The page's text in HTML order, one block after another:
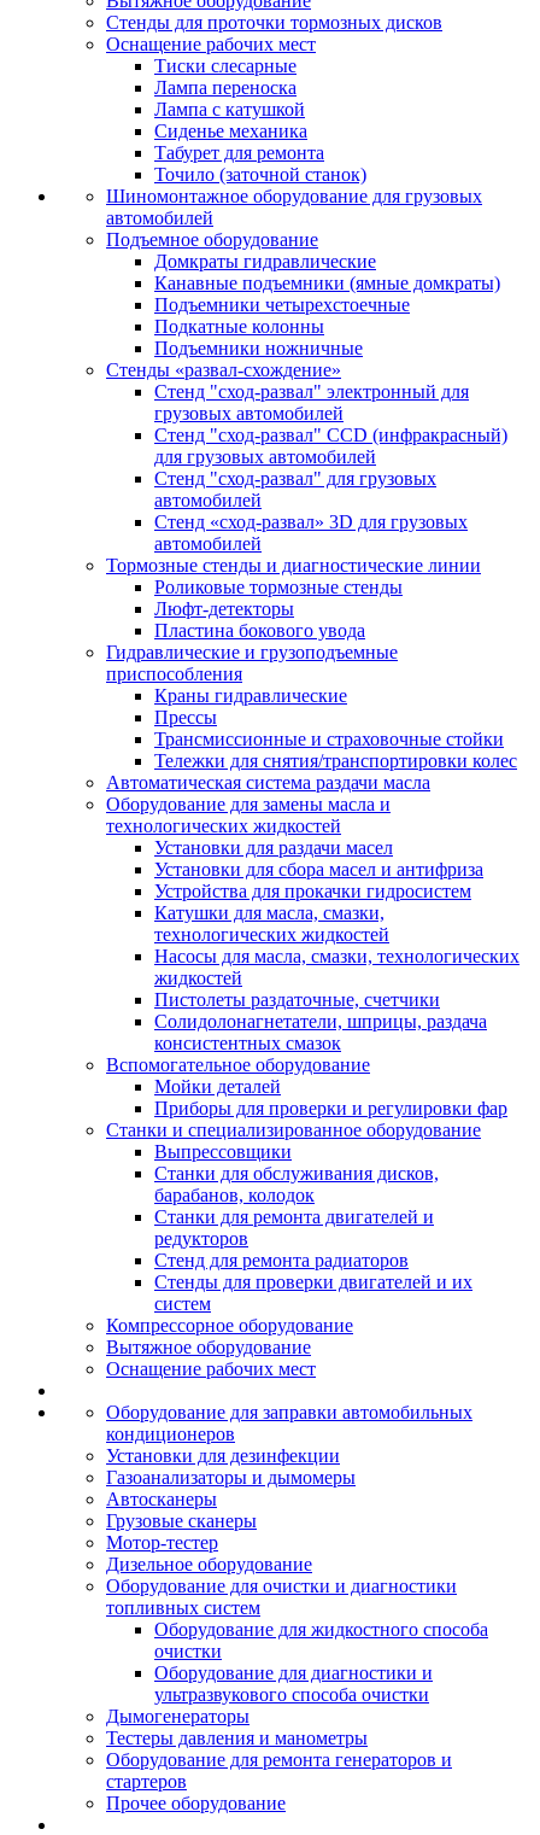
Стенды для проточки тормозных дисков
Оснащение рабочих мест
Тиски слесарные
Лампа переноска
Лампа с катушкой
Сиденье механика
Табурет для ремонта
Точило (заточной станок)
Шиномонтажное оборудование для грузовых
автомобилей
Подъемное оборудование
Домкраты гидравлические
Канавные подъемники (ямные домкраты)
Подъемники четырехстоечные
Подкатные колонны
Подъемники ножничные
Стенды «развал-схождение»
Стенд "сход-развал" электронный для
грузовых автомобилей
Стенд "сход-развал" CCD (инфракрасный)
для грузовых автомобилей
Стенд "сход-развал" для грузовых
автомобилей
Стенд «сход-развал» 3D для грузовых
автомобилей
Тормозные стенды и диагностические линии
Роликовые тормозные стенды
Люфт-детекторы
Пластина бокового увода
Гидравлические и грузоподъемные
приспособления
Краны гидравлические
Прессы
Трансмиссионные и страховочные стойки
Тележки для снятия/транспортировки колес
Автоматическая система раздачи масла
Оборудование для замены масла и
технологических жидкостей
Установки для раздачи масел
Установки для сбора масел и антифриза
Устройства для прокачки гидросистем
Катушки для масла, смазки,
технологических жидкостей
Насосы для масла, смазки, технологических
жидкостей
Пистолеты раздаточные, счетчики
Солидолонагнетатели, шприцы, раздача
консистентных смазок
Вспомогательное оборудование
Мойки деталей
Приборы для проверки и регулировки фар
Станки и специализированное оборудование
Выпрессовщики
Станки для обслуживания дисков,
барабанов, колодок
Станки для ремонта двигателей и
редукторов
Стенд для ремонта радиаторов
Стенды для проверки двигателей и их
систем
Компрессорное оборудование
Вытяжное оборудование
Оснащение рабочих мест
Оборудование для заправки автомобильных
кондиционеров
Установки для дезинфекции
Газоанализаторы и дымомеры
Автосканеры
Грузовые сканеры
Мотор-тестер
Дизельное оборудование
Оборудование для очистки и диагностики
топливных систем
Оборудование для жидкостного способа
очистки
Оборудование для диагностики и
ультразвукового способа очистки
Дымогенераторы
Тестеры давления и манометры
Оборудование для ремонта генераторов и
стартеров
Прочее оборудование